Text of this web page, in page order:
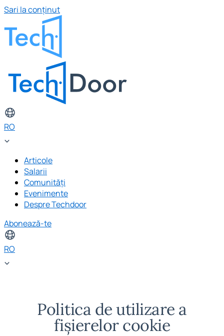
Sari la conținut
RO
Articole
Salarii
Comunități
Evenimente
Despre Techdoor
Abonează-te
RO
Politica de utilizare a
fișierelor cookie